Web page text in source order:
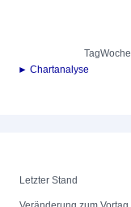
TagWoche
► Chartanalyse
Letzter Stand